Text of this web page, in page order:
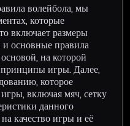
волейбола, мы
которые
включает размеры
и основные правила
на которой
принципы игры. Далее,
которое
включая мяч, сетку
данного
качество игры и её